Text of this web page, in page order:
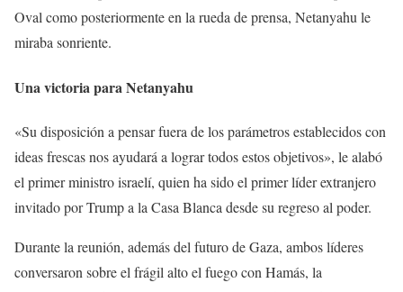
Oval como posteriormente en la rueda de prensa, Netanyahu le
miraba sonriente.
Una victoria para Netanyahu
«Su disposición a pensar fuera de los parámetros establecidos con
ideas frescas nos ayudará a lograr todos estos objetivos», le alabó
el primer ministro israelí, quien ha sido el primer líder extranjero
invitado por Trump a la Casa Blanca desde su regreso al poder.
Durante la reunión, además del futuro de Gaza, ambos líderes
conversaron sobre el frágil alto el fuego con Hamás, la